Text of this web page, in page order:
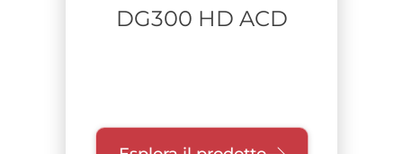
DG300 HD ACD